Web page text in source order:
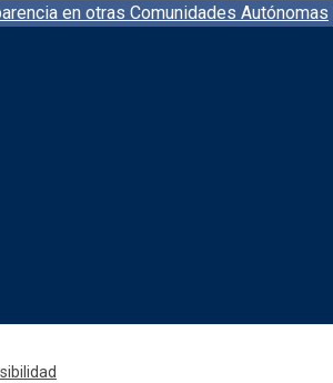
en otras Comunidades Autónomas